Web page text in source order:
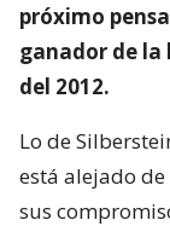
próximo
ganador de la
del 2012.
Lo de
está alejado
sus